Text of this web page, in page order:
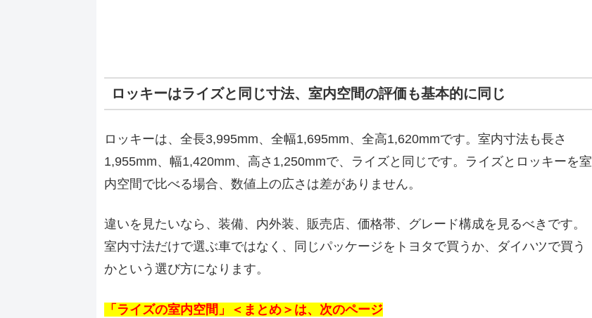
ロッキーはライズと同じ寸法、室内空間の評価も基本的に同じ
ロッキーは、全長3,995mm、全幅1,695mm、全高1,620mmです。室内寸法も長さ
1,955mm、幅1,420mm、高さ1,250mmで、ライズと同じです。ライズとロッキーを室
内空間で比べる場合、数値上の広さは差がありません。
違いを見たいなら、装備、内外装、販売店、価格帯、グレード構成を見るべきです。
室内寸法だけで選ぶ車ではなく、同じパッケージをトヨタで買うか、ダイハツで買う
かという選び方になります。
「ライズの室内空間」＜まとめ＞は、次のページ